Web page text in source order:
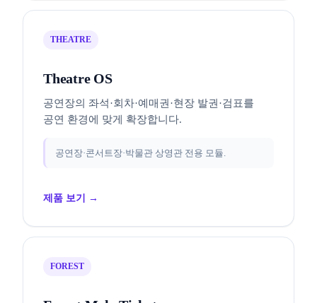
THEATRE
Theatre OS
공연장의 좌석·회차·예매권·현장 발권·검표를
공연 환경에 맞게 확장합니다.
공연장·콘서트장·박물관 상영관 전용 모듈.
제품 보기 →
FOREST